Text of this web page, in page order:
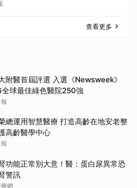
出戶
查看更多
附醫首屆評選 入選《Newsweek》
球最佳綠色醫院250強
總運用智慧醫療 打造高齡在地安老整
高齡醫學中心
功能正常別大意！醫：蛋白尿異常恐
警訊
網